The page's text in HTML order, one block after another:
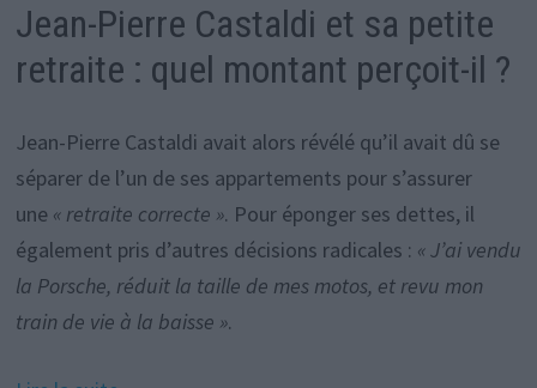
Jean-Pierre Castaldi et sa petite
retraite : quel montant perçoit-il ?
Jean-Pierre Castaldi avait alors révélé qu’il avait dû se
séparer de l’un de ses appartements pour s’assurer
une « retraite correcte ». Pour éponger ses dettes, il
également pris d’autres décisions radicales : « J’ai vendu
la Porsche, réduit la taille de mes motos, et revu mon
train de vie à la baisse ».